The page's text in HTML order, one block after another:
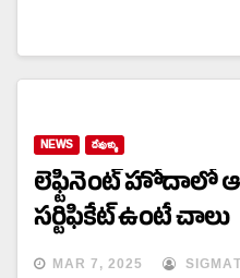
NEWS దేవుళ్ళు
లెఫ్టినెంట్ హోదాలో
సర్టిఫికేట్ ఉంటే చాలు
MAR 7, 2025